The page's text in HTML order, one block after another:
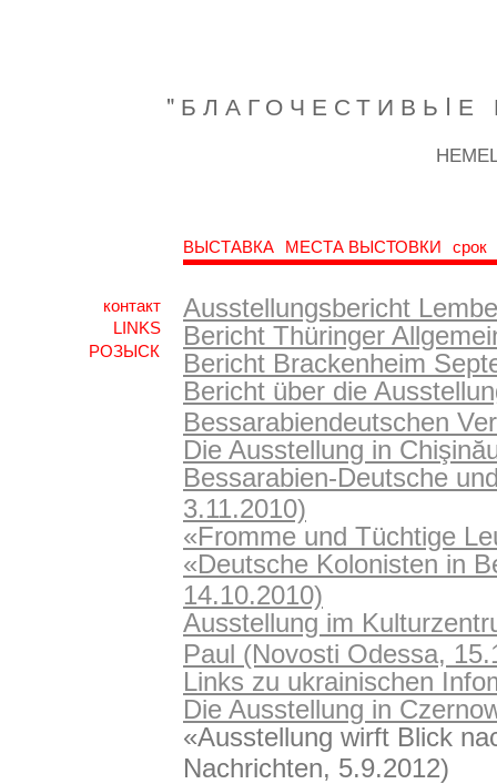
ВЫСТАВКА МЕСТА ВЫСТОВКИ срок
Ausstellungsbericht
Bericht Thüringer
Bericht Brackenheim
Bericht über die
Bessarabiendeutschen
Die Ausstellung in
Bessarabien-Deutsche
3.11.2010)
«Fromme und Tüchtige
«Deutsche Kolonisten in
14.10.2010)
Ausstellung im
Paul (Novosti Odessa,
Links zu ukrainischen
Die Ausstellung in
«Ausstellung wirft Blick
Nachrichten, 5.9.2012)
контакт
LINKS